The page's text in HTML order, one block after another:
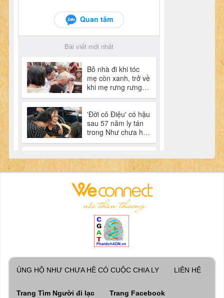
ỦNG HỘ NHƯ CHƯA HỀ CÓ CUỘC CHIA LY LIÊN HỆ
Trang Tìm Người đi lạc Trang Facebook